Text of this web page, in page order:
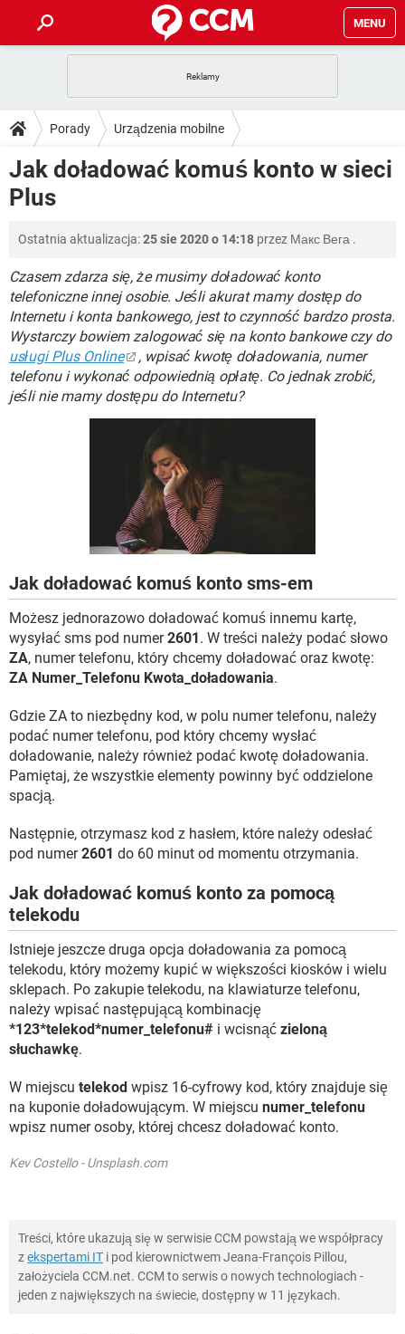
MENU
GRY WHATSAPP
SPOTIFY NETFLIX
INSTAGRAM
PORADY
PlayStation TIKTOK
GRY WHATSAPP
INSTAGRAM FACEBOOK
WINDOWS 10
DO POBRANIA
ANDROID
INSTAGRAM FACEBOOK
WINDOWS 10
FORUM
COVID-19 TIKTOK
GRY WHATSAPP
SPOTIFY NETFLIX
INSTAGRAM FACEBOOK
WINDOWS 10
COVID-19 TIKTOK
GRY WHATSAPP
SPOTIFY NETFLIX
INSTAGRAM FACEBOOK
Porady Urządzenia mobilne
Operatorzy telefonii komórkowej Plus
Jak doładować komuś konto w sieci
Plus
Ostatnia aktualizacja:25 sie 2020 o 14:18 przez Макс Вега .
Czasem zdarza się, że musimy doładować konto
telefoniczne innej osobie. Jeśli akurat mamy dostęp do
Internetu i konta bankowego, jest to czynność bardzo prosta.
Wystarczy bowiem zalogować się na konto bankowe czy do
usługi Plus Online
, wpisać kwotę doładowania, numer
telefonu i wykonać odpowiednią opłatę. Co jednak zrobić,
jeśli nie mamy dostępu do Internetu?
Jak doładować komuś konto sms-em
Możesz jednorazowo doładować komuś innemu kartę,
wysyłać sms pod numer2601 . W treści należy podać słowo
ZA, numer telefonu, który chcemy doładować oraz kwotę:
ZA Numer_Telefonu Kwota_doładowania.
Gdzie ZA to niezbędny kod, w polu numer telefonu, należy
podać numer telefonu, pod który chcemy wysłać
doładowanie, należy również podać kwotę doładowania.
Pamiętaj, że wszystkie elementy powinny być oddzielone
spacją.
Następnie, otrzymasz kod z hasłem, które należy odesłać
pod numer2601 do 60 minut od momentu otrzymania.
Jak doładować komuś konto za pomocą
telekodu
Istnieje jeszcze druga opcja doładowania za pomocą
telekodu, który możemy kupić w większości kiosków i wielu
sklepach. Po zakupie telekodu, na klawiaturze telefonu,
należy wpisać następującą kombinację
*123*telekod*numer_telefonu# i wcisnąć zieloną
słuchawkę.
W miejscu telekod wpisz 16-cyfrowy kod, który znajduje się
na kuponie doładowującym. W miejscu numer_telefonu
wpisz numer osoby, której chcesz doładować konto.
Kev Costello - Unsplash.com
Treści, które ukazują się w serwisie CCM powstają we współpracy
zekspertami IT i pod kierownictwem Jeana-François Pillou,
założyciela CCM.net. CCM to serwis o nowych technologiach -
jeden z największych na świecie, dostępny w 11 językach.